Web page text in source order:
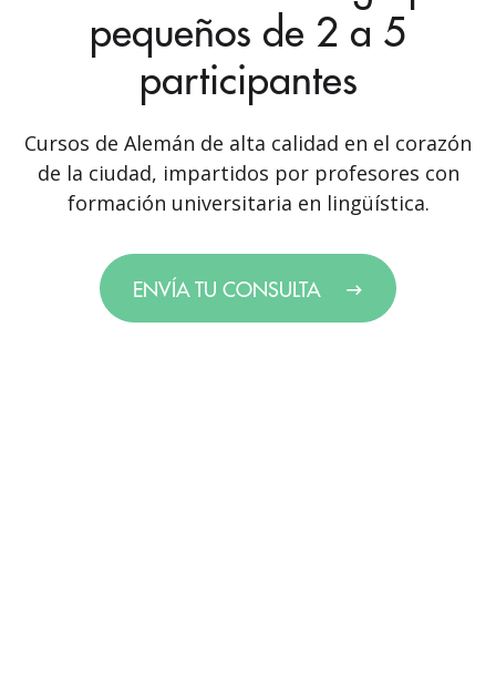
pequeños de 2 a 5
participantes
Cursos de Alemán de alta calidad en el corazón
de la ciudad, impartidos por profesores con
formación universitaria en lingüística.
ENVÍA TU CONSULTA